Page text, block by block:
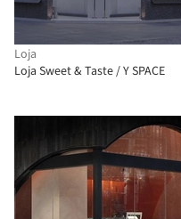
Loja
Loja Sweet & Taste / Y SPACE